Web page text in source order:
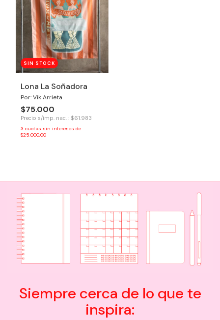
SIN STOCK
Lona La Soñadora
Por: Vik Arrieta
$75.000
Precio s/imp. nac. : $61.983
3 cuotas sin intereses de
$25.000,00
Siempre cerca de lo que te
inspira: